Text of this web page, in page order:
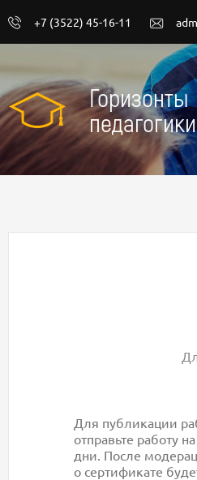
+7 (3522) 45-16-11
Горизонты
педагогики
Для публикации
отправьте работу
дни. После
о сертификате